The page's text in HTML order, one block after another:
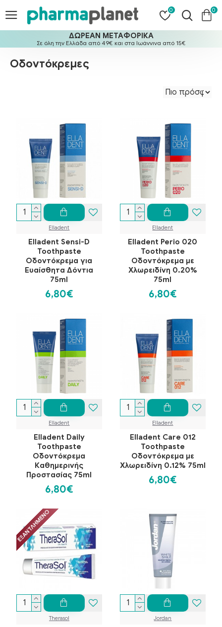
0 0
ΔΩΡΕΑΝ ΜΕΤΑΦΟΡΙΚΑ
Σε όλη την Ελλάδα από 49€ και στα Ιωάννινα από 15€
Οδοντόκρεμες
Elladent
Elladent Sensi-D
Toothpaste
Οδοντόκρεμα για
Ευαίσθητα Δόντια
75ml
6,80€
Elladent
Elladent Perio 020
Toothpaste
Οδοντόκρεμα με
Χλωρειδίνη 0.20%
75ml
6,80€
Elladent
Elladent Daily
Toothpaste
Οδοντόκρεμα
Καθημερινής
Προστασίας 75ml
6,80€
Elladent
Elladent Care 012
Toothpaste
Οδοντόκρεμα με
Χλωρειδίνη 0.12% 75ml
6,80€
ΕΞΑΝΤΛΗΜΈΝΟ
Therasol Jordan